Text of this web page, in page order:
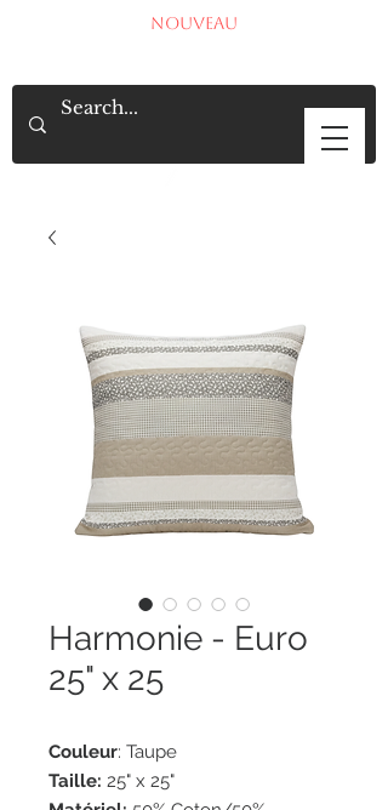
NOUVEAU
Harmonie - Euro
25" x 25
Couleur: Taupe
Taille: 25" x 25"